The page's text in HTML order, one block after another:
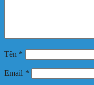
Tên *
Email *